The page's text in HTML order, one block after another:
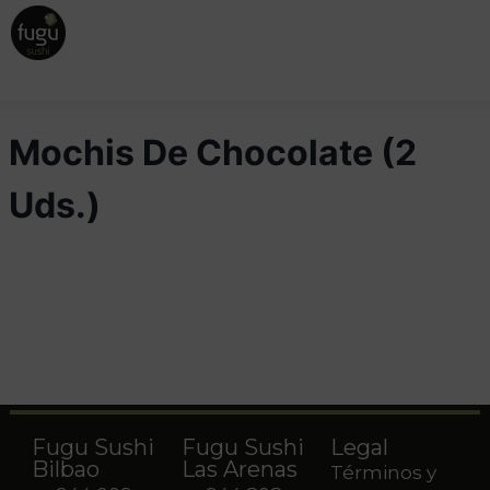
Mochis De Chocolate (2
Uds.)
Fugu Sushi
Bilbao
Fugu Sushi
Las Arenas
Legal
Términos y